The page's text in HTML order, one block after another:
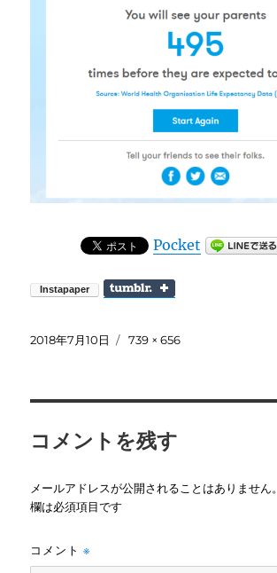
Pocket
投
2018年7月10日
フ
739 × 656
コメントを残す
メールアドレスが公開されることはありません。
欄は必須項目です
コメント※